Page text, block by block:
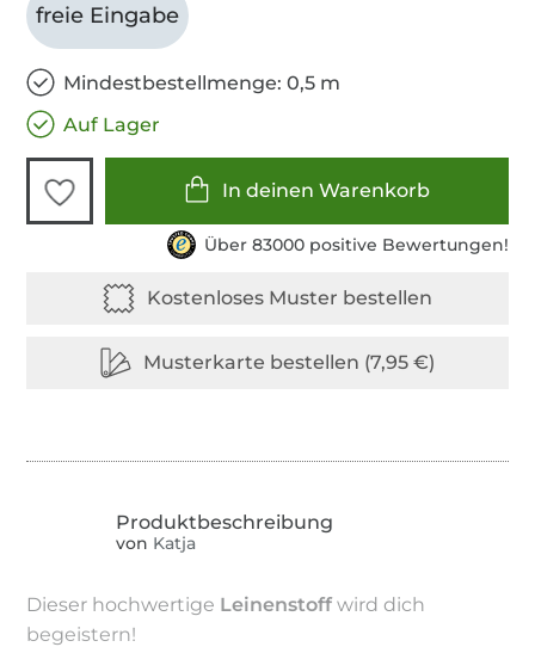
freie Eingabe
Mindestbestellmenge: 0,5 m
Auf Lager
In deinen Warenkorb
Über 83000 positive Bewertungen!
von Katja
Dieser hochwertige Leinenstoff wird dich
begeistern!